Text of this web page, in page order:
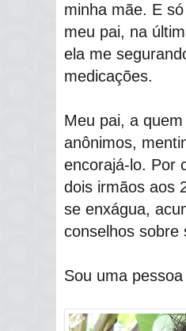
minha mãe. E
meu pai, na
ela me
medicações.
Meu pai, a
anônimos,
encorajá-lo. Por
dois irmãos aos
se enxágua,
conselhos sobre
Sou uma